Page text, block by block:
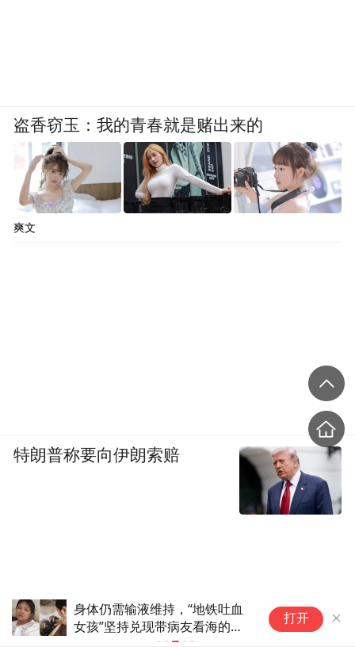
身体仍需输液维持，“地铁吐血
女孩”坚持兑现带病友看海的约
打开
盗香窃玉：我的青春就是赌出来的
爽文
特朗普称要向伊朗索赔